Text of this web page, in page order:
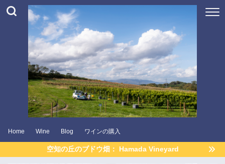
Home Wine Blog ワインの購入
空知の丘のブドウ畑： Hamada Vineyard